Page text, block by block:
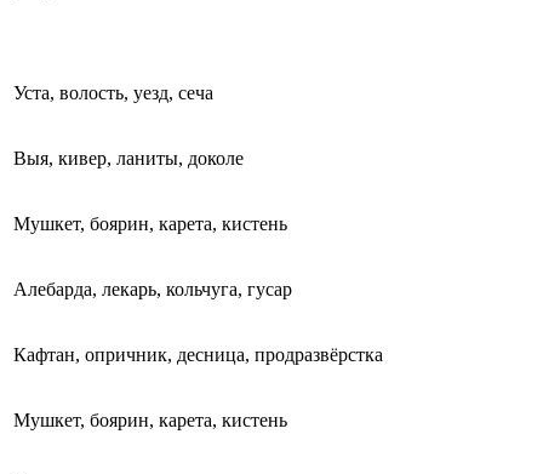
Уста, волость, уезд, сеча
Выя, кивер, ланиты, доколе
Мушкет, боярин, карета, кистень
Алебарда, лекарь, кольчуга, гусар
Кафтан, опричник, десница, продразвёрстка
Мушкет, боярин, карета, кистень